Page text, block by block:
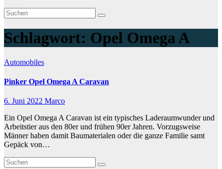
Schlagwort: Opel Omega A
Automobiles
Pinker Opel Omega A Caravan
6. Juni 2022 Marco
Ein Opel Omega A Caravan ist ein typisches Laderaumwunder und
Arbeitstier aus den 80er und frühen 90er Jahren. Vorzugsweise
Männer haben damit Baumaterialen oder die ganze Familie samt
Gepäck von…